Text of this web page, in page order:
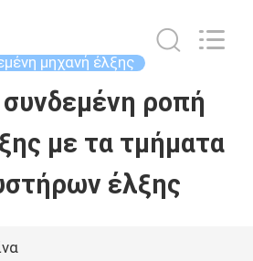
μηχανή έλξης
ροπή
με τα τμήματα
έλξης